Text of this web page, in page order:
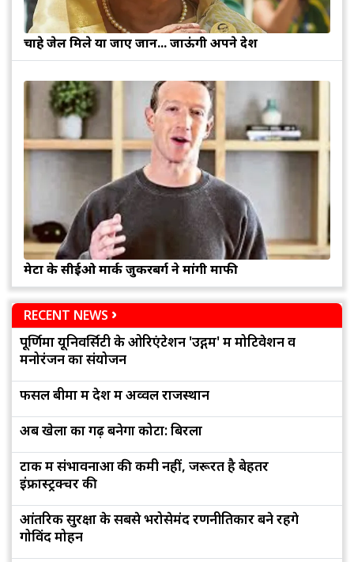
चाहे जेल मिले या जाए जान... जाऊंगी अपने देश
मेटा के सीईओ मार्क जुकरबर्ग ने मांगी माफी
RECENT NEWS
पूर्णिमा यूनिवर्सिटी के ओरिएंटेशन 'उद्गम' में मोटिवेशन व
मनोरंजन का संयोजन
फसल बीमा में देश में अव्वल राजस्थान
अब खेलों का गढ़ बनेगा कोटा: बिरला
टोंक में संभावनाओं की कमी नहीं, जरूरत है बेहतर
इंफ्रास्ट्रक्चर की
आंतरिक सुरक्षा के सबसे भरोसेमंद रणनीतिकार बने रहेंगे
गोविंद मोहन